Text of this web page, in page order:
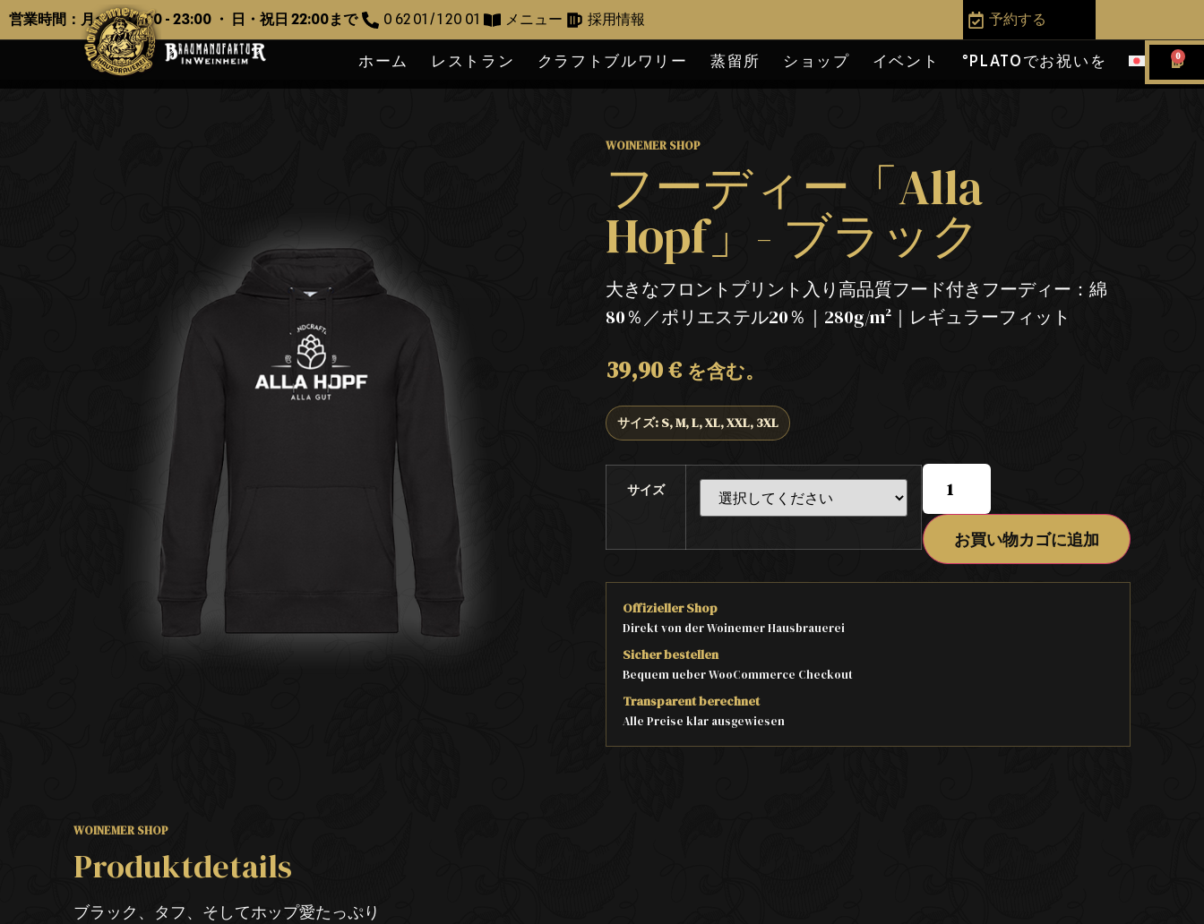
営業時間：月〜土 12:00 - 23:00 ・ 日・祝日 22:00まで 0 62 01 / 1 20 01 メニュー 採用情報 予約する
ホーム レストラン クラフトブルワリー 蒸留所 ショップ イベント °PLATOでお祝いを 0
WOINEMER SHOP
フーディー「Alla
Hopf」- ブラック
大きなフロントプリント入り高品質フード付きフーディー：綿
80％／ポリエステル20％｜280g/m²｜レギュラーフィット
39,90€ を含む。
サイズ: S, M, L, XL, XXL, 3XL
サイズ
お買い物カゴに追加
Offizieller Shop
Direkt von der Woinemer Hausbrauerei
Sicher bestellen
Bequem ueber WooCommerce Checkout
Transparent berechnet
Alle Preise klar ausgewiesen
WOINEMER SHOP
Produktdetails
ブラック、タフ、そしてホップ愛たっぷり